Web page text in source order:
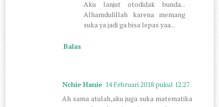
Aku lanjut otodidak bunda...
Alhamdulillah karena memang
suka ya jadi ga bisa lepas yaa...
Balas
Nchie Hanie 14 Februari 2018 pukul 12.27
Ah sama atulah,aku juga suka matematika